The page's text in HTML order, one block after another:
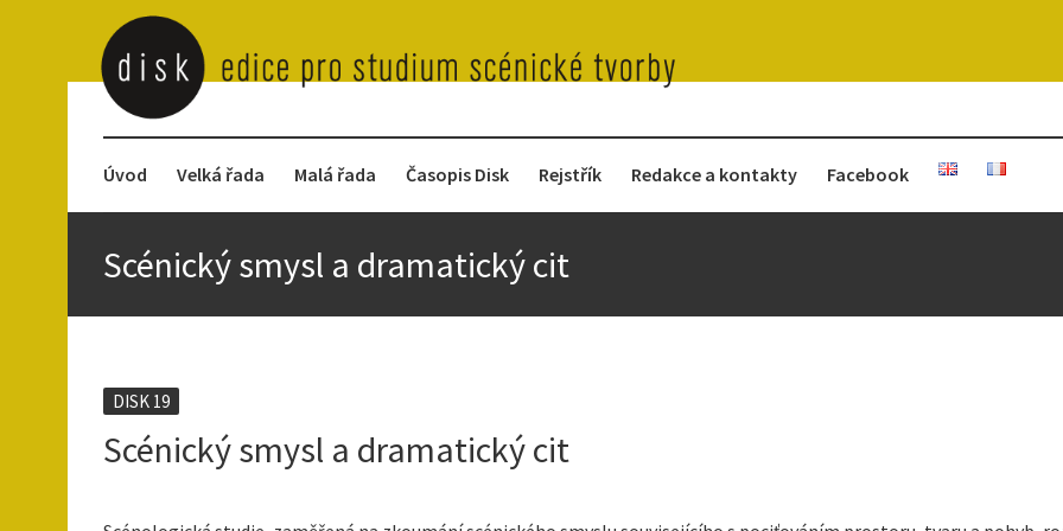
Úvod Velká řada Malá řada Časopis Disk Rejstřík Redakce a kontakty Facebook
Scénický smysl a dramatický cit
DISK 19
Scénický smysl a dramatický cit